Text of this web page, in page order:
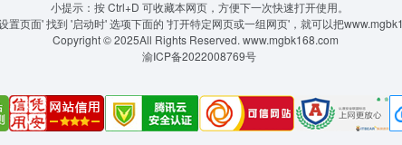
小提示：按 Ctrl+D 可收藏本网页，方便下一次快速打开使用。
置页面' 找到 '启动时' 选项下面的 '打开特定网页或一组网页'，就可以把
Copyright © 2025All Rights Reserved. www.mgbk168.com
渝ICP备2022008769号